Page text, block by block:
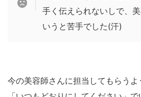
手く伝えられないしで、
いうと苦手でした(汗)
今の美容師さんに担当してもらうよ